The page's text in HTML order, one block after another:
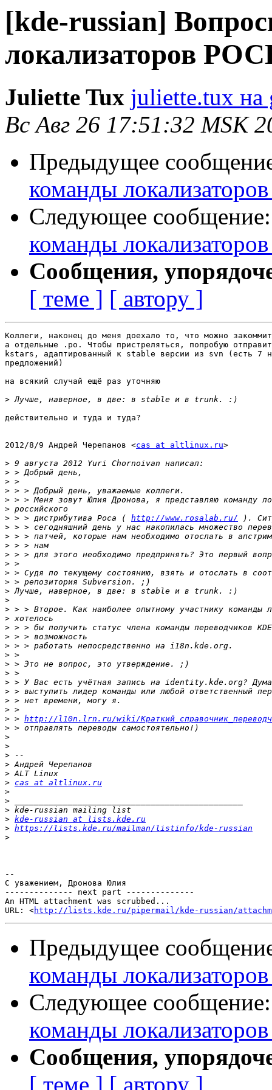
[kde-russian]
локализаторов
Juliette Tux juliette.tux на
Вс Авг 26 17:51:32 MSK
Предыдущее
команды
Следующее
команды
Сообщения,
[ теме ] [ автору ]
Коллеги, наконец до меня доехало то, что можно
а отдельные .po. Чтобы пристреляться, попробую
kstars, адаптированный к stable версии из svn (есть 7
предложений)
на всякий случай ещё раз уточняю
>
действительно и туда и туда?
2012/8/9 Андрей Черепанов <cas at altlinux.ru>
>
>
>
>
>
>
> > > дистрибутива Роса ( http://www.rosalab.ru/
>
>
>
>
>
>
>
>
>
>
>
>
>
>
>
>
>
>
>
>
>
> > http://l10n.lrn.ru/wiki/
>
>
>
>
>
>
> cas at altlinux.ru
>
>
>
> kde-russian at lists.kde.ru
> https://lists.kde.ru/mailman/listinfo/kde-russian
>
--
С уважением, Дронова Юлия
-------------- next part --------------
An HTML attachment was scrubbed...
URL: <http://lists.kde.ru/pipermail/kde-russian/
Предыдущее
команды
Следующее
команды
Сообщения,
[ теме ] [ автору ]